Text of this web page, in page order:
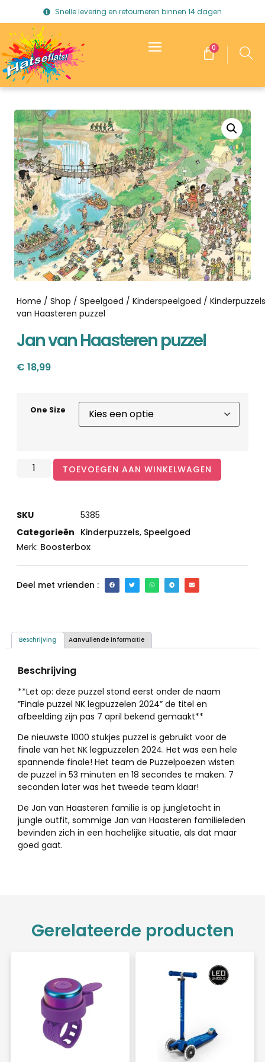
Snelle levering en retourneren binnen 14 dagen
0
Home / Shop / Speelgoed / Kinderspeelgoed / Kinderpuzzels
van Haasteren puzzel
Jan van Haasteren puzzel
€ 18,99
One Size
TOEVOEGEN AAN WINKELWAGEN
SKU
5385
Categorieën Kinderpuzzels, Speelgoed
Merk: Boosterbox
Deel met vrienden :
Beschrijving Aanvullende informatie
Beschrijving
**Let op: deze puzzel stond eerst onder de naam
”Finale puzzel NK legpuzzelen 2024” de titel en
afbeelding zijn pas 7 april bekend gemaakt**
De nieuwste 1000 stukjes puzzel is gebruikt voor de
finale van het NK legpuzzelen 2024. Het was een hele
spannende finale! Het team de Puzzelpoezen wisten
de puzzel in 53 minuten en 18 secondes te maken. 7
seconden later was het tweede team klaar!
De Jan van Haasteren familie is op jungletocht in
jungle outfit, sommige Jan van Haasteren familieleden
bevinden zich in een hachelijke situatie, als dat maar
goed gaat.
Gerelateerde producten